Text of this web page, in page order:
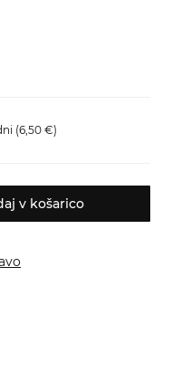
(6,50 €)
v košarico